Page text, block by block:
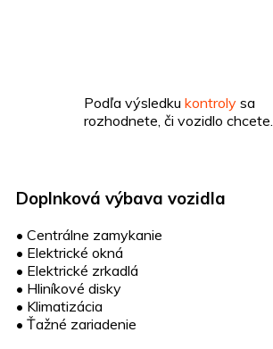
Podľa výsledku kontroly sa
rozhodnete, či vozidlo chcete.
Doplnková výbava vozidla
• Centrálne zamykanie
• Elektrické okná
• Elektrické zrkadlá
• Hliníkové disky
• Klimatizácia
• Ťažné zariadenie